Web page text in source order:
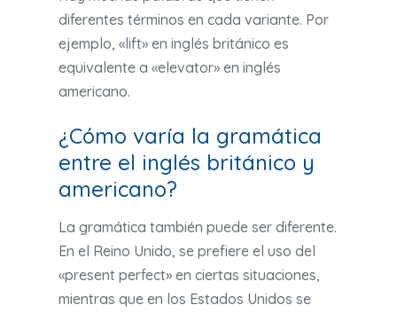
diferentes términos en cada variante. Por
ejemplo, «lift» en inglés británico es
equivalente a «elevator» en inglés
americano.
¿Cómo varía la gramática
entre el inglés británico y
americano?
La gramática también puede ser diferente.
En el Reino Unido, se prefiere el uso del
«present perfect» en ciertas situaciones,
mientras que en los Estados Unidos se